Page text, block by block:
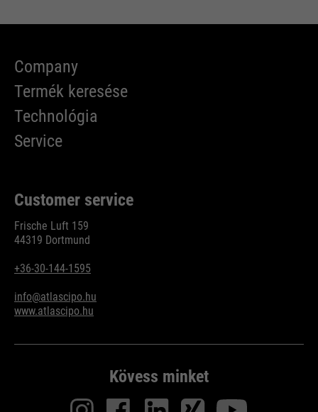
Company
Termék keresése
Technológia
Service
Customer service
Frische Luft 159
44319 Dortmund
+36-30-144-1595
info@atlascipo.hu
www.atlascipo.hu
Kövess minket